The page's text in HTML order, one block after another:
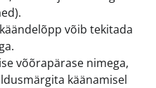
võib tekitada
võõrapärase nimega,
käänamisel